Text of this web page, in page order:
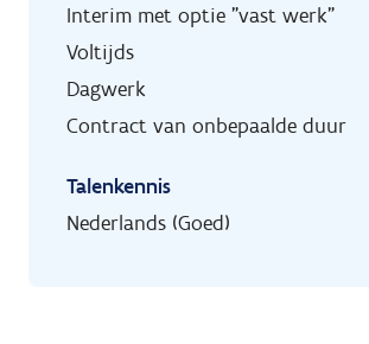
Interim met optie "vast werk"
Voltijds
Dagwerk
Contract van onbepaalde duur
Talenkennis
Nederlands (Goed)